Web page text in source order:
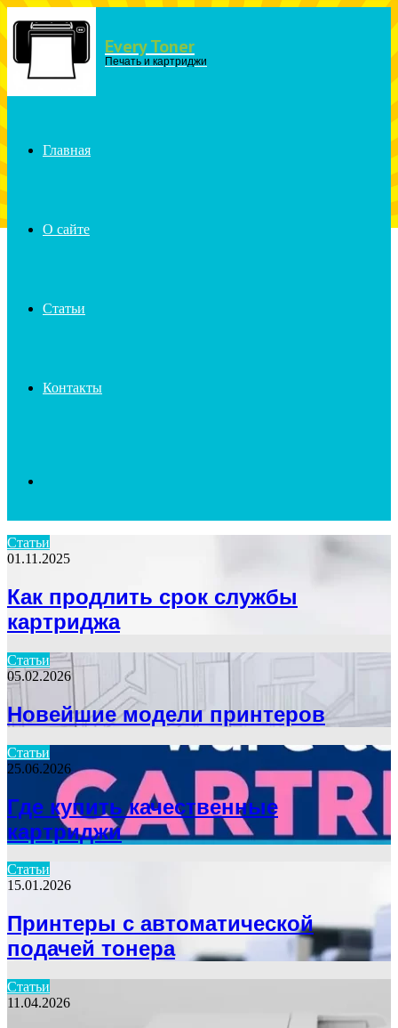
Menu Every Toner
Печать и картриджи
Главная
О сайте
Статьи
Контакты
for
Статьи
01.11.2025
Как продлить срок службы
картриджа
Статьи
05.02.2026
Новейшие модели принтеров
Статьи
25.06.2026
Где купить качественные
картриджи
Статьи
15.01.2026
Принтеры с автоматической
подачей тонера
Статьи
11.04.2026